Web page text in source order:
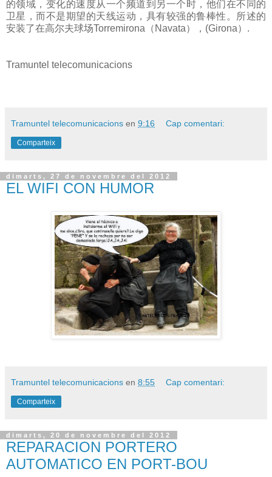
的领域，变化的速度从一个频道到另一个时，他们在不同的
卫星，而不是期望的天线运动，具有较强的鲁棒性。所述的
安装了在高尔夫球场Torremirona（Navata），(Girona）.
Tramuntel telecomunicacions
Tramuntel telecomunicacions en 9:16 Cap comentari:
Comparteix
dimarts, 27 de novembre del 2012
EL WIFI CON HUMOR
Tramuntel telecomunicacions en 8:55 Cap comentari:
Comparteix
dimarts, 20 de novembre del 2012
REPARACION PORTERO
AUTOMATICO EN PORT-BOU